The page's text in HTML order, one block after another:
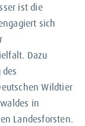
ist die
sich
Dazu
Wildtier
in
Landesforsten.